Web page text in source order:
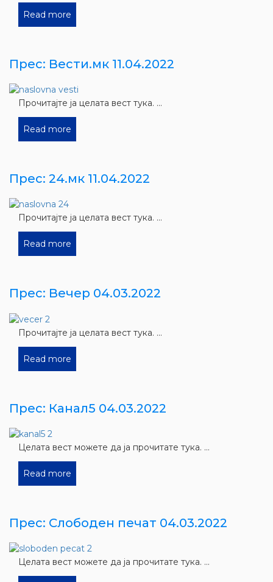
Read more
Прес: Вести.мк 11.04.2022
Прочитајте ја целата вест тука. ...
Read more
Прес: 24.мк 11.04.2022
Прочитајте ја целата вест тука. ...
Read more
Прес: Вечер 04.03.2022
Прочитајте ја целата вест тука. ...
Read more
Прес: Канал5 04.03.2022
Целата вест можете да ја прочитате тука. ...
Read more
Прес: Слободен печат 04.03.2022
Целата вест можете да ја прочитате тука. ...